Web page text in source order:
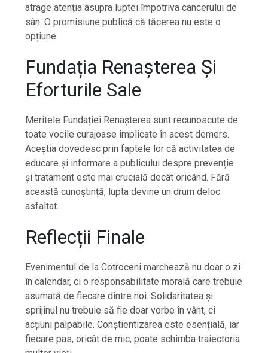
atrage atenția asupra luptei împotriva cancerului de
sân. O promisiune publică că tăcerea nu este o
opțiune.
Fundația Renașterea Și
Eforturile Sale
Meritele Fundației Renașterea sunt recunoscute de
toate vocile curajoase implicate în acest demers.
Aceștia dovedesc prin faptele lor că activitatea de
educare și informare a publicului despre prevenție
și tratament este mai crucială decât oricând. Fără
această cunoștință, lupta devine un drum deloc
asfaltat.
Reflecții Finale
Evenimentul de la Cotroceni marchează nu doar o zi
în calendar, ci o responsabilitate morală care trebuie
asumată de fiecare dintre noi. Solidaritatea și
sprijinul nu trebuie să fie doar vorbe în vânt, ci
acțiuni palpabile. Conștientizarea este esențială, iar
fiecare pas, oricât de mic, poate schimba traiectoria